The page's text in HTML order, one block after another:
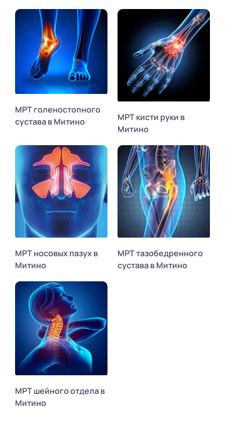
МРТ голеностопного
сустава в Митино
МРТ кисти руки в
Митино
МРТ носовых пазух в
Митино
МРТ тазобедренного
сустава в Митино
МРТ шейного отдела в
Митино